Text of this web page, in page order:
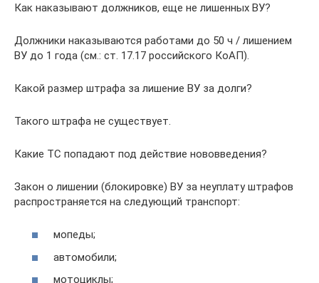
Как наказывают должников, еще не лишенных ВУ?
Должники наказываются работами до 50 ч / лишением
ВУ до 1 года (см.: ст. 17.17 российского КоАП).
Какой размер штрафа за лишение ВУ за долги?
Такого штрафа не существует.
Какие ТС попадают под действие нововведения?
Закон о лишении (блокировке) ВУ за неуплату штрафов
распространяется на следующий транспорт:
мопеды;
автомобили;
мотоциклы;